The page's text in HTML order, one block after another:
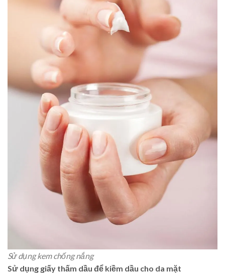
Sử dụng kem chống nắng
Sử dụng giấy thấm dầu để kiềm dầu cho da mặt